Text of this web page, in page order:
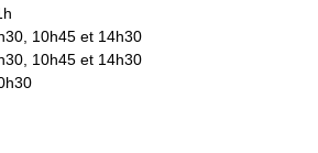
10h45 et 14h30
10h45 et 14h30